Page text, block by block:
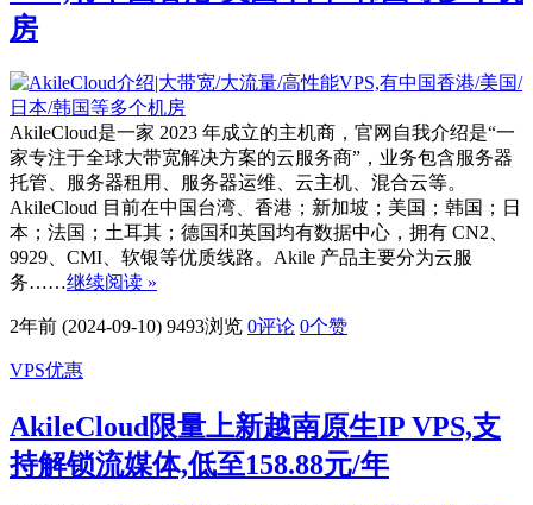
房
AkileCloud是一家 2023 年成立的主机商，官网自我介绍是“一
家专注于全球大带宽解决方案的云服务商”，业务包含服务器
托管、服务器租用、服务器运维、云主机、混合云等。
AkileCloud 目前在中国台湾、香港；新加坡；美国；韩国；日
本；法国；土耳其；德国和英国均有数据中心，拥有 CN2、
9929、CMI、软银等优质线路。Akile 产品主要分为云服
务……继续阅读 »
2年前 (2024-09-10) 9493浏览 0评论 0个赞
VPS优惠
AkileCloud限量上新越南原生IP VPS,支
持解锁流媒体,低至158.88元/年